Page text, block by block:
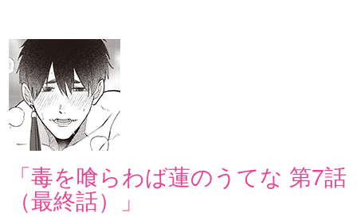
「毒を喰らわば蓮のうてな 第7話
（最終話）」